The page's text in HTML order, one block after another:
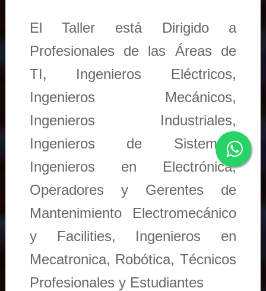
El Taller está Dirigido a
Profesionales de las Áreas de
TI, Ingenieros Eléctricos,
Ingenieros Mecánicos,
Ingenieros Industriales,
Ingenieros de Sistemas,
Ingenieros en Electrónica,
Operadores y Gerentes de
Mantenimiento Electromecánico
y Facilities, Ingenieros en
Mecatronica, Robótica, Técnicos
Profesionales y Estudiantes